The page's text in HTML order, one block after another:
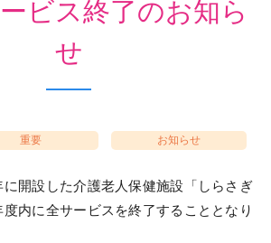
ビス終了のお知ら
せ
重要 お知らせ
開設した介護老人保健施設「しらさぎ
内に全サービスを終了することとなり